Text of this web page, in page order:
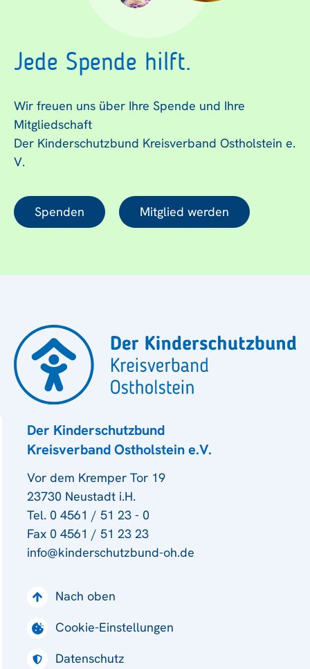
Jede Spende hilft.
Wir freuen uns über Ihre Spende und Ihre
Mitgliedschaft
Der Kinderschutzbund Kreisverband Ostholstein e.
V.
Spenden Mitglied werden
Der Kinderschutzbund
Kreisverband Ostholstein e.V.
Vor dem Kremper Tor 19
23730 Neustadt i.H.
Tel. 0 4561 / 51 23 - 0
Fax 0 4561 / 51 23 23
info@kinderschutzbund-oh.de
Nach oben
Cookie-Einstellungen
Datenschutz